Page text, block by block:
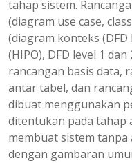
tahap sistem.
(diagram use case,
(diagram konteks
(HIPO), DFD level 1
rancangan basis data,
antar tabel, dan
dibuat menggunakan
ditentukan pada tahap
membuat sistem tanpa
dengan gambaran